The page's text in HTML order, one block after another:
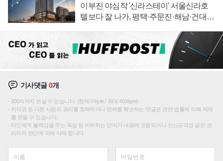
이부진 야심작 '신라스테이' 서울신라호
텔보다 잘 나가, 평택·주문진·해남·건대로
기사댓글0개
200자까지 쓰실 수 있습니다. (현재 0 byte / 최대 400byte)
저작권 등 다른 사람의 권리를 침해하거나 명예를 훼손하는 댓글은 관련 법률에 의해 제재
를 받을 수 있습니다.
타인에게 불쾌감을 주는 욕설 등 비하하는 단어가 내용에 포함되거나 인신공격성 글은 관
리자의 판단에 의해 삭제 합니다.